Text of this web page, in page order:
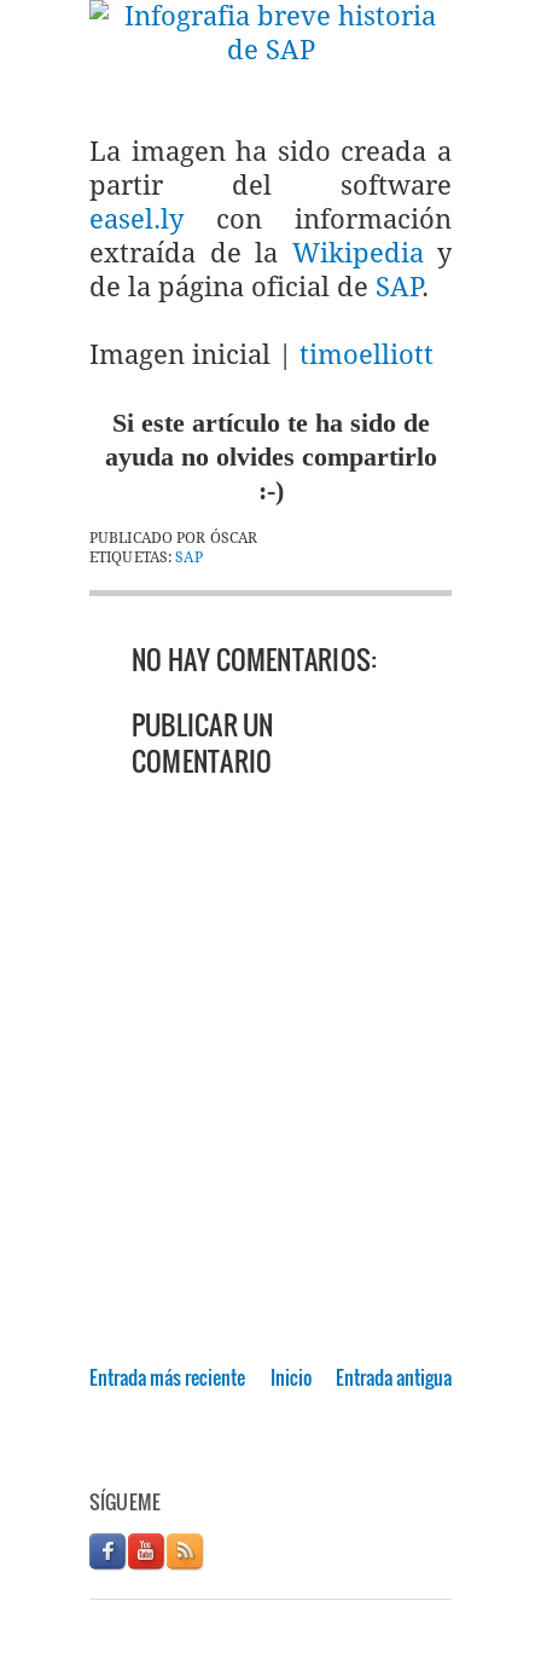
La imagen ha sido creada a
partir del software
easel.lycon información
extraída de la Wikipediay
de la página oficial de SAP.
Imagen inicial | timoelliott
Si este artículo te ha sido de
ayuda no olvides compartirlo
:-)
PUBLICADO POR ÓSCAR
ETIQUETAS:SAP
NO HAY COMENTARIOS:
PUBLICAR UN
COMENTARIO
Entrada más reciente Entrada antigua
Inicio
SÍGUEME